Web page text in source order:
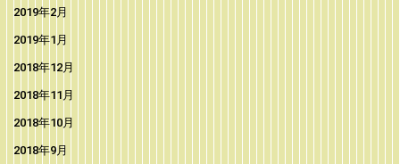
2019年2月
2019年1月
2018年12月
2018年11月
2018年10月
2018年9月